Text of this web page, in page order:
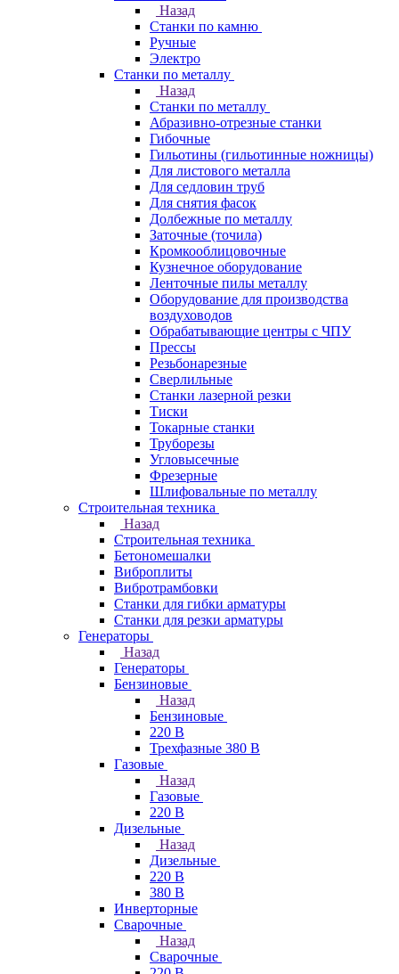
Назад
Станки по камню
Ручные
Электро
Станки по металлу
Назад
Станки по металлу
Абразивно-отрезные станки
Гибочные
Гильотины (гильотинные ножницы)
Для листового металла
Для седловин труб
Для снятия фасок
Долбежные по металлу
Заточные (точила)
Кромкооблицовочные
Кузнечное оборудование
Ленточные пилы металлу
Оборудование для производства
воздуховодов
Обрабатывающие центры с ЧПУ
Прессы
Резьбонарезные
Сверлильные
Станки лазерной резки
Тиски
Токарные станки
Труборезы
Угловысечные
Фрезерные
Шлифовальные по металлу
Строительная техника
Назад
Строительная техника
Бетономешалки
Виброплиты
Вибротрамбовки
Станки для гибки арматуры
Станки для резки арматуры
Генераторы
Назад
Генераторы
Бензиновые
Назад
Бензиновые
220 В
Трехфазные 380 В
Газовые
Назад
Газовые
220 В
Дизельные
Назад
Дизельные
220 В
380 В
Инверторные
Сварочные
Назад
Сварочные